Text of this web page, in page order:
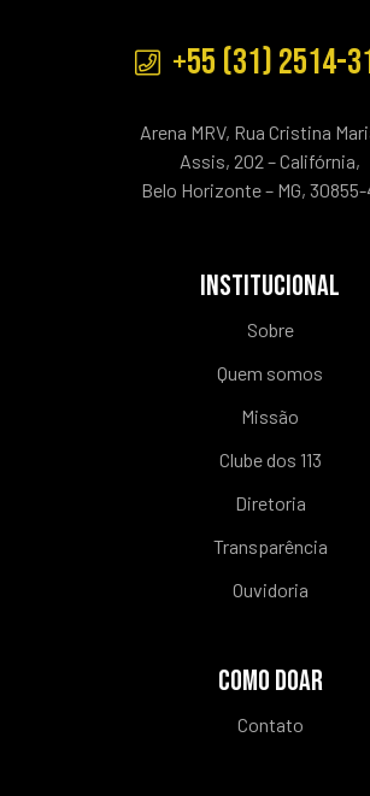
+55 (31) 2514-
Arena MRV, Rua Cristina
Assis, 202 – Califórnia,
Belo Horizonte – MG,
INSTITUCIONAL
Sobre
Quem somos
Missão
Clube dos 113
Diretoria
Transparência
Ouvidoria
COMO DOAR
Contato